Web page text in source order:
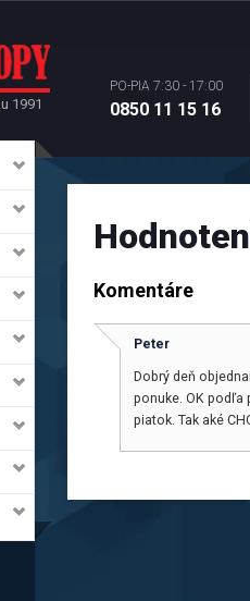
1991
PO-PIA 7:30 - 17:00
0850 11 15 16
Komentáre
Peter
Dobrý deň
ponuke. OK podľa
piatok. Tak aké